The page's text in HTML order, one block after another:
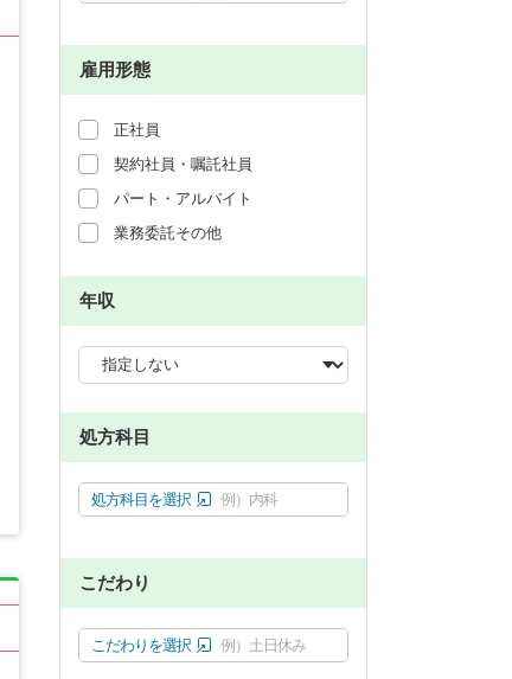
雇用形態
正社員
契約社員・嘱託社員
パート・アルバイト
業務委託その他
年収
処方科目
処方科目を選択 例）内科
こだわり
こだわりを選択 例）土日休み